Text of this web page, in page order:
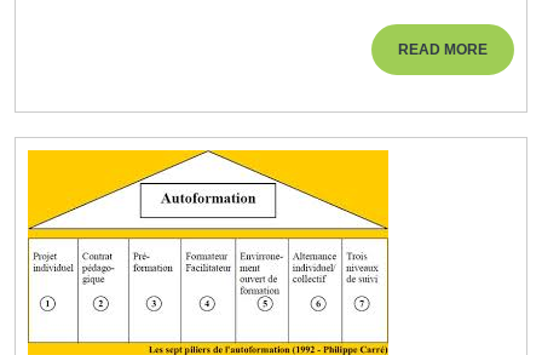
Au
Coaching
READ MOREREAD
MORE